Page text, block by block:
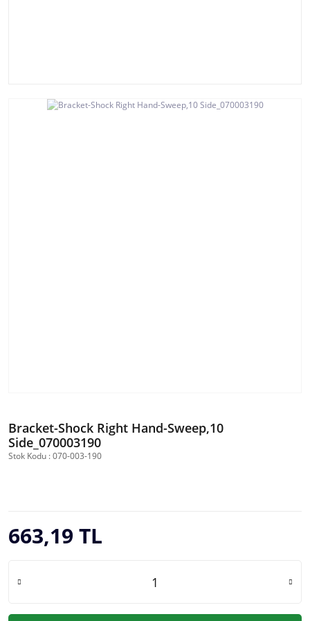
Bracket-Shock Right Hand-Sweep,10
Side_070003190
Stok Kodu : 070-003-190
663,19 TL